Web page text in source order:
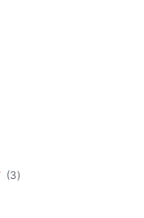
(3Bewertungen
insgesamt
)